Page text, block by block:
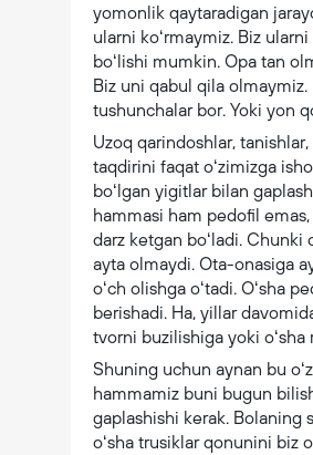
yomonlik qaytaradigan
ularni koʻrmaymiz. Biz
boʻlishi mumkin. Opa tan
Biz uni qabul qila
tushunchalar bor. Yoki yon
Uzoq qarindoshlar,
taqdirini faqat oʻzimizga
boʻlgan yigitlar bilan
hammasi ham pedofil
darz ketgan boʻladi. Chunki
ayta olmaydi. Ota-onasiga
oʻch olishga oʻtadi. Oʻsha
berishadi. Ha, yillar
tvorni buzilishiga yoki
Shuning uchun aynan bu
hammamiz buni bugun
gaplashishi kerak. Bolaning
oʻsha trusiklar qonunini biz